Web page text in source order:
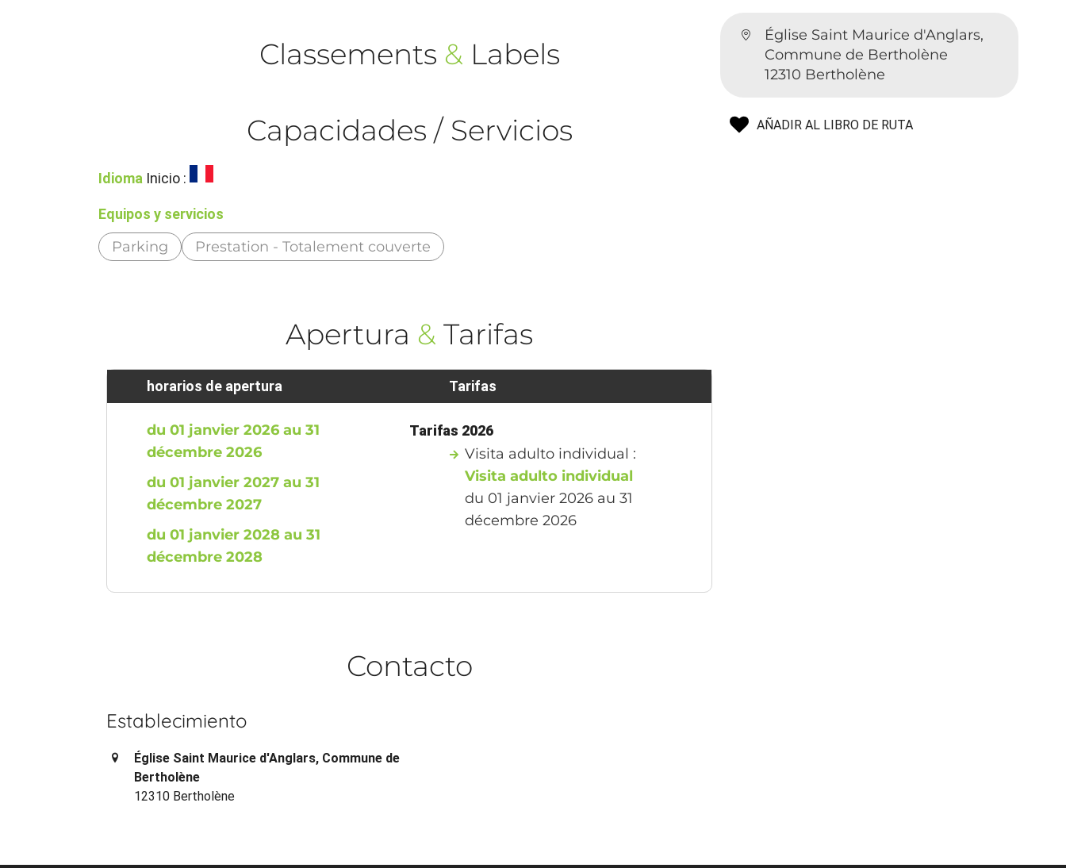
Église Saint Maurice d'Anglars,
Commune de Bertholène
12310 Bertholène
AÑADIR AL LIBRO DE RUTA
Classements & Labels
Capacidades / Servicios
Idioma Inicio :
Equipos y servicios
Parking Prestation - Totalement couverte
Apertura & Tarifas
horarios de apertura
du 01 janvier 2026 au 31
décembre 2026
du 01 janvier 2027 au 31
décembre 2027
du 01 janvier 2028 au 31
décembre 2028
Tarifas
Tarifas 2026
Visita adulto individual :
Visita adulto individual
du 01 janvier 2026 au 31
décembre 2026
Contacto
Establecimiento
Église Saint Maurice d'Anglars, Commune de
Bertholène
12310 Bertholène